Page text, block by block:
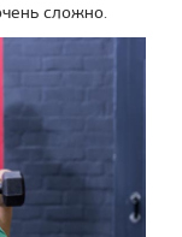
сложно.